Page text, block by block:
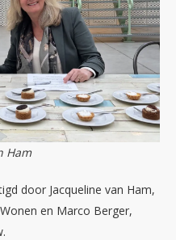
Ham
door Jacqueline van Ham,
en Marco Berger,